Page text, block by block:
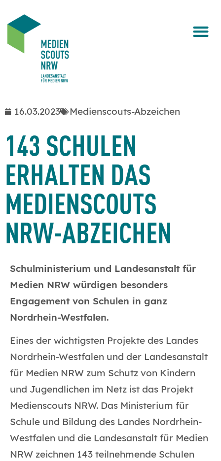
16.03.2023 Medienscouts-Abzeichen
143 SCHULEN
ERHALTEN DAS
MEDIENSCOUTS
NRW-ABZEICHEN
Schulministerium und Landesanstalt für
Medien NRW würdigen besonders
Engagement von Schulen in ganz
Nordrhein-Westfalen.
Eines der wichtigsten Projekte des Landes
Nordrhein-Westfalen und der Landesanstalt
für Medien NRW zum Schutz von Kindern
und Jugendlichen im Netz ist das Projekt
Medienscouts NRW. Das Ministerium für
Schule und Bildung des Landes Nordrhein-
Westfalen und die Landesanstalt für Medien
NRW zeichnen 143 teilnehmende Schulen